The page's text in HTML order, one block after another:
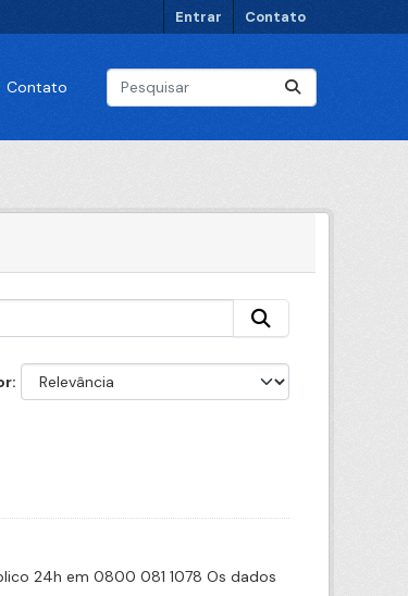
Entrar Contato
Contato
24h em 0800 081 1078 Os dados